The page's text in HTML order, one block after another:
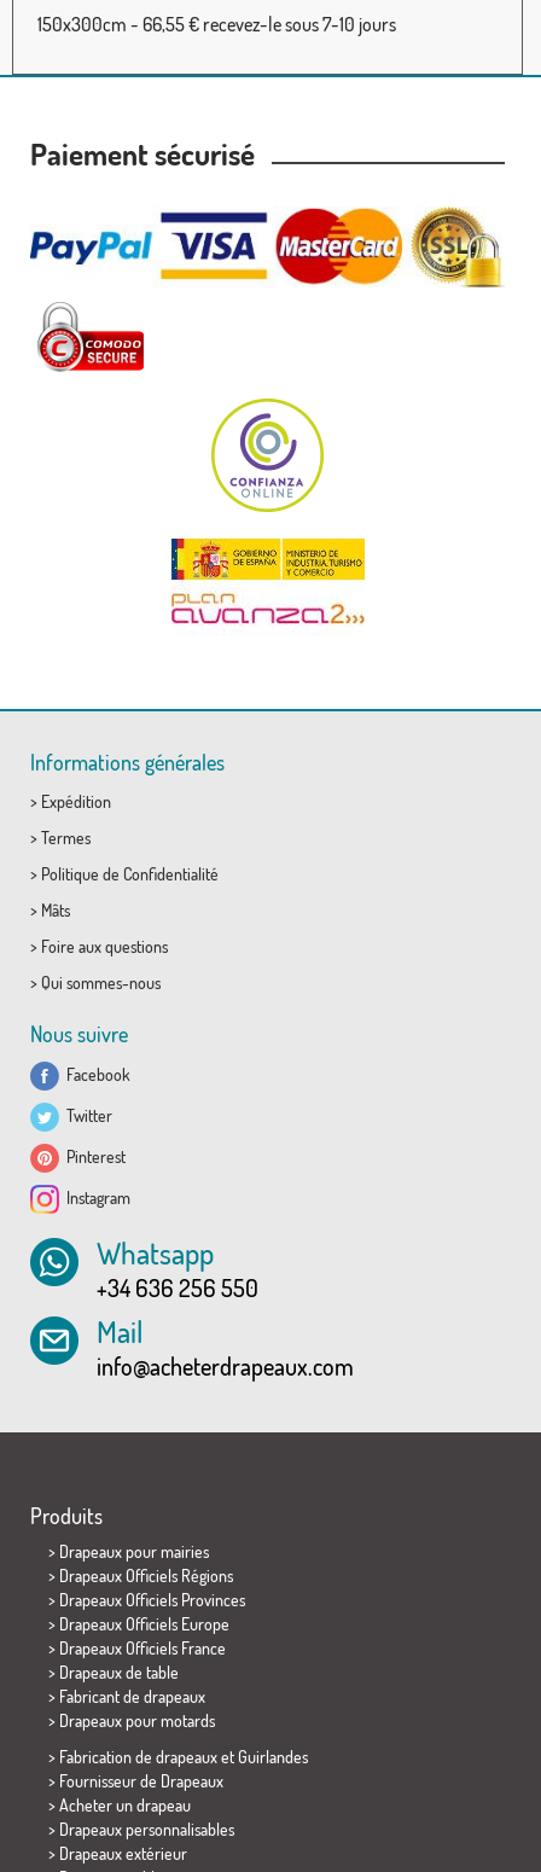
150x300cm - 66,55 € recevez-le sous 7-10 jours
Paiement sécurisé
Informations générales
> Expédition
> Termes
> Politique de Confidentialité
> Mâts
> Foire aux questions
> Qui sommes-nous
Nous suivre
Facebook
Twitter
Pinterest
Instagram
Whatsapp
+34 636 256 550
Mail
info@acheterdrapeaux.com
Produits
> Drapeaux pour mairies
> Drapeaux Officiels Régions
> Drapeaux Officiels Provinces
> Drapeaux Officiels Europe
> Drapeaux Officiels France
> Drapeaux de table
> Fabricant de drapeaux
> Drapeaux pour motards
> Fabrication de drapeaux et Guirlandes
> Fournisseur de Drapeaux
> Acheter un drapeau
> Drapeaux personnalisables
> Drapeaux extérieur